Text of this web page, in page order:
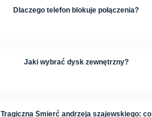
Dlaczego telefon blokuje połączenia?
Jaki wybrać dysk zewnętrzny?
Tragiczna Śmierć andrzeja szajewskiego: co